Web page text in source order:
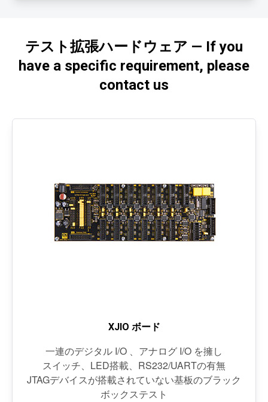
テスト拡張ハードウェア — If you
have a specific requirement, please
contact us
XJIO ボード
一連のデジタル I/O 、アナログ I/O を擁し
スイッチ、LED搭載、RS232/UARTの有無
JTAGデバイスが搭載されていない基板のブラック
ボックステスト